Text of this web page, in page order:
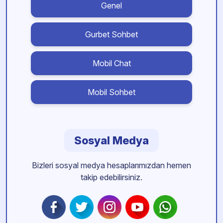
Genel
Gurbet Sohbet
Mobil Chat
Mobil Sohbet
Sosyal Medya
Bizleri sosyal medya hesaplarımızdan hemen
takip edebilirsiniz.